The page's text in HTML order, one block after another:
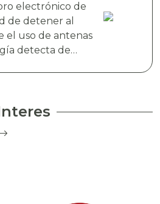
electrónico de
de detener al
el uso de antenas
del debito